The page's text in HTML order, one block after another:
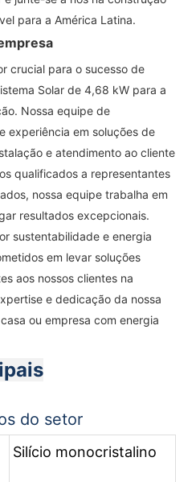
para a América Latina.
crucial para o sucesso de
Solar de 4,68 kW para a
Nossa equipe de
experiência em soluções de
e atendimento ao cliente
qualificados a representantes
nossa equipe trabalha em
resultados excepcionais.
sustentabilidade e energia
em levar soluções
aos nossos clientes na
e dedicação da nossa
ou empresa com energia
do setor
Silício monocristalino